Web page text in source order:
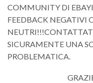
COMMUNITY DI
FEEDBACK NEGATIVI
SICURAMENTE UNA
PROBLEMATICA.